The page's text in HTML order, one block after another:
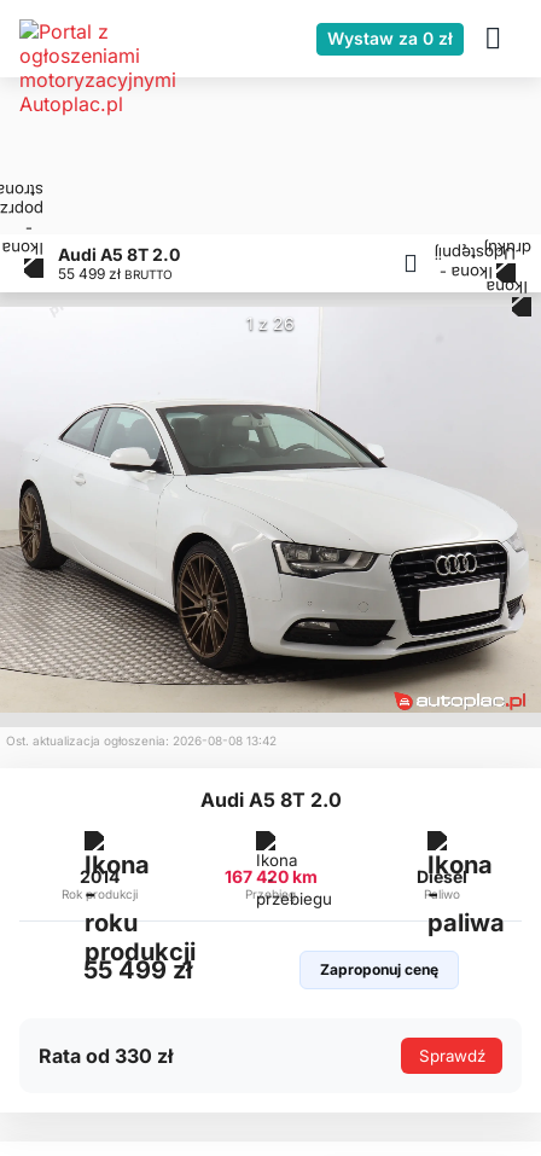
Wystaw za 0 zł
Audi A5 8T 2.0
55 499 zł BRUTTO
1 z 26
Ost. aktualizacja ogłoszenia: 2026-08-08 13:42
Audi A5 8T 2.0
2014
Rok produkcji
167 420 km
Przebieg
Diesel
Paliwo
55 499 zł Zaproponuj cenę
Rata od 330 zł Sprawdź